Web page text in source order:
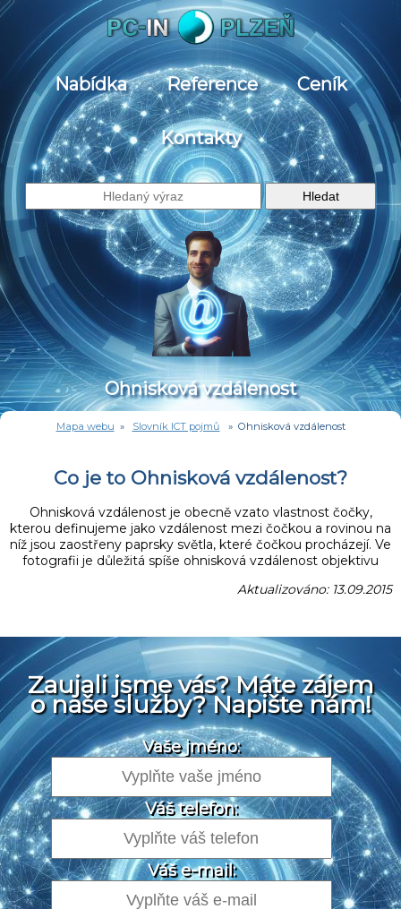
Nabídka Reference Ceník
Kontakty
Ohnisková vzdálenost
Mapa webu » Slovník ICT pojmů » Ohnisková vzdálenost
Co je to Ohnisková vzdálenost?
Ohnisková vzdálenost je obecně vzato vlastnost čočky,
kterou definujeme jako vzdálenost mezi čočkou a rovinou na
níž jsou zaostřeny paprsky světla, které čočkou procházejí. Ve
fotografii je důležitá spíše ohnisková vzdálenost objektivu
Aktualizováno: 13.09.2015
Zaujali jsme vás? Máte zájem
o naše služby? Napište nám!
Vaše jméno:
Váš telefon:
Váš e-mail: